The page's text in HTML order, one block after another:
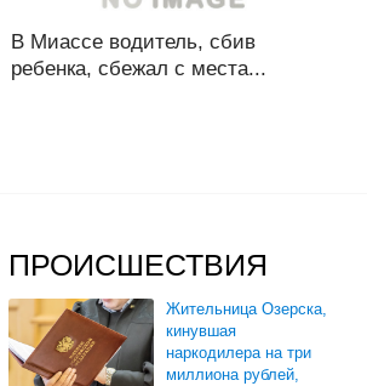
В Миассе водитель, сбив
ребенка, сбежал с места...
ПРОИСШЕСТВИЯ
Жительница Озерска,
кинувшая
наркодилера на три
миллиона рублей,